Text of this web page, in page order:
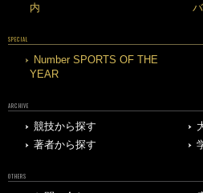
内
SPECIAL
Number SPORTS OF THE
YEAR
ARCHIVE
競技から探す
著者から探す
OTHERS